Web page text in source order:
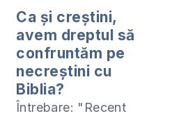
Ca și creștini,
avem dreptul să
confruntăm pe
necreștini cu
Biblia?
Întrebare: "Recent